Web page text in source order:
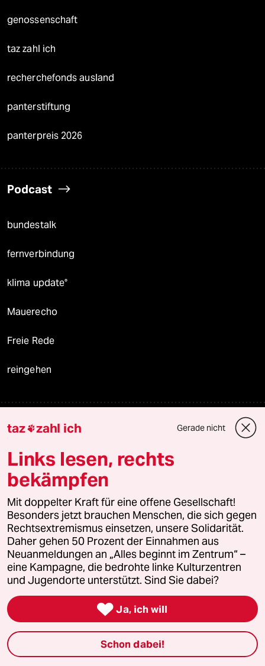
genossenschaft
taz zahl ich
recherchefonds ausland
panterstiftung
panterpreis 2026
Podcast
bundestalk
fernverbindung
klima update°
Mauerecho
Freie Rede
reingehen
Newsletter
team zukunft
taz frisch
taz zahl ich
taz lab Infobrief
Veranstaltungen
Demnächst
taz zahl ich Gerade nicht
Links lesen, rechts
bekämpfen
Mit doppelter Kraft für eine offene Gesellschaft!
Besonders jetzt brauchen Menschen, die sich gegen
Rechtsextremismus einsetzen, unsere Solidarität.
Daher gehen 50 Prozent der Einnahmen aus
Neuanmeldungen an „Alles beginnt im Zentrum“ –
eine Kampagne, die bedrohte linke Kulturzentren
und Jugendorte unterstützt. Sind Sie dabei?
 Ja, ich will
Schon dabei!